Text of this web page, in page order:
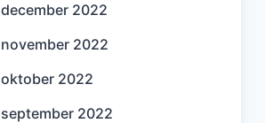
december 2022
november 2022
oktober 2022
september 2022